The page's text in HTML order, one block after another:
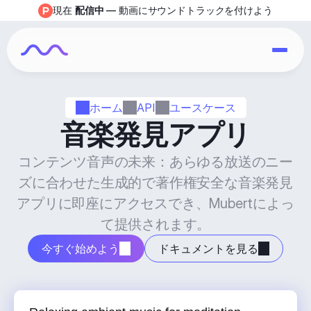
ホーム API ユースケース
音楽発見アプリ
コンテンツ音声の未来：あらゆる放送のニー
ズに合わせた生成的で著作権安全な音楽発見
アプリに即座にアクセスでき、Mubertによっ
て提供されます。
今すぐ始めよう ドキュメントを見る
現在 配信中 — 動画にサウンドトラックを付けよう